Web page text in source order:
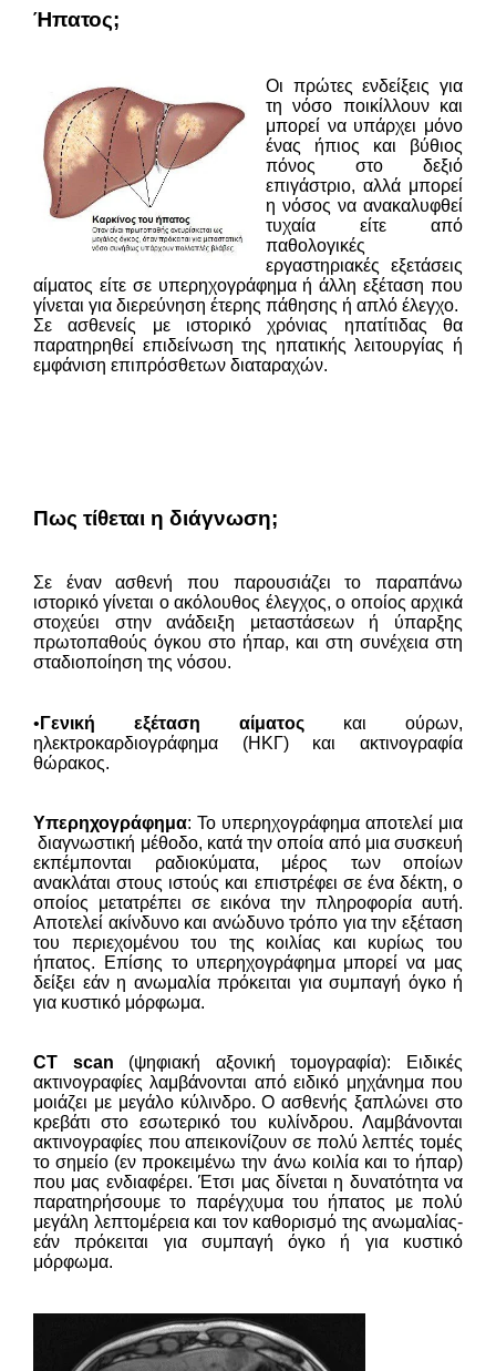
Ήπατος;
Οι πρώτες ενδείξεις για
τη νόσο ποικίλλουν και
μπορεί να υπάρχει μόνο
ένας ήπιος και βύθιος
πόνος στο δεξιό
επιγάστριο, αλλά μπορεί
η νόσος να ανακαλυφθεί
τυχαία είτε από
παθολογικές
εργαστηριακές εξετάσεις
αίματος είτε σε υπερηχογράφημα ή άλλη εξέταση που
γίνεται για διερεύνηση έτερης πάθησης ή απλό έλεγχο.
Σε ασθενείς με ιστορικό χρόνιας ηπατίτιδας θα
παρατηρηθεί επιδείνωση της ηπατικής λειτουργίας ή
εμφάνιση επιπρόσθετων διαταραχών.
Πως τίθεται η διάγνωση;
Σε έναν ασθενή που παρουσιάζει το παραπάνω
ιστορικό γίνεται ο ακόλουθος έλεγχος, ο οποίος αρχικά
στοχεύει στην ανάδειξη μεταστάσεων ή ύπαρξης
πρωτοπαθούς όγκου στο ήπαρ, και στη συνέχεια στη
σταδιοποίηση της νόσου.
• Γενική εξέταση αίματος και ούρων,
ηλεκτροκαρδιογράφημα (ΗΚΓ) και ακτινογραφία
θώρακος.
Υπερηχογράφημα: Το υπερηχογράφημα αποτελεί μια
διαγνωστική μέθοδο, κατά την οποία από μια συσκευή
εκπέμπονται ραδιοκύματα, μέρος των οποίων
ανακλάται στους ιστούς και επιστρέφει σε ένα δέκτη, ο
οποίος μετατρέπει σε εικόνα την πληροφορία αυτή.
Αποτελεί ακίνδυνο και ανώδυνο τρόπο για την εξέταση
του περιεχομένου του της κοιλίας και κυρίως του
ήπατος. Επίσης το υπερηχογράφημα μπορεί να μας
δείξει εάν η ανωμαλία πρόκειται για συμπαγή όγκο ή
για κυστικό μόρφωμα.
CT scan (ψηφιακή αξονική τομογραφία): Ειδικές
ακτινογραφίες λαμβάνονται από ειδικό μηχάνημα που
μοιάζει με μεγάλο κύλινδρο. Ο ασθενής ξαπλώνει στο
κρεβάτι στο εσωτερικό του κυλίνδρου. Λαμβάνονται
ακτινογραφίες που απεικονίζουν σε πολύ λεπτές τομές
το σημείο (εν προκειμένω την άνω κοιλία και το ήπαρ)
που μας ενδιαφέρει. Έτσι μας δίνεται η δυνατότητα να
παρατηρήσουμε το παρέγχυμα του ήπατος με πολύ
μεγάλη λεπτομέρεια και τον καθορισμό της ανωμαλίας-
εάν πρόκειται για συμπαγή όγκο ή για κυστικό
μόρφωμα.